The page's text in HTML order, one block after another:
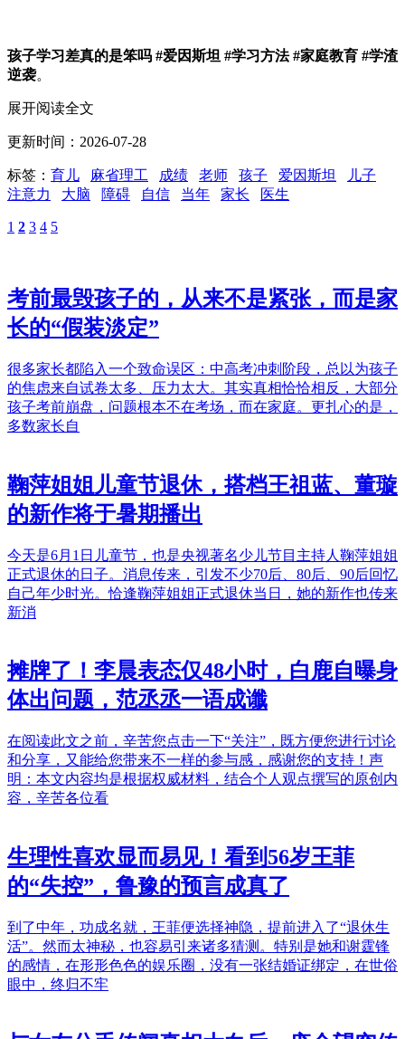
孩子学习差真的是笨吗 #爱因斯坦 #学习方法 #家庭教育 #学渣
逆袭。
展开阅读全文
更新时间：2026-07-28
标签： 育儿 麻省理工 成绩 老师 孩子 爱因斯坦
儿子
注意力
大脑 障碍 自信 当年 家长 医生
1 2 3 4 5
考前最毁孩子的，从来不是紧张，而是家
长的“假装淡定”
很多家长都陷入一个致命误区：中高考冲刺阶段，总以为孩子
的焦虑来自试卷太多、压力太大。其实真相恰恰相反，大部分
孩子考前崩盘，问题根本不在考场，而在家庭。更扎心的是，
多数家长自
鞠萍姐姐儿童节退休，搭档王祖蓝、董璇
的新作将于暑期播出
今天是6月1日儿童节，也是央视著名少儿节目主持人鞠萍姐姐
正式退休的日子。消息传来，引发不少70后、80后、90后回忆
自己年少时光。恰逢鞠萍姐姐正式退休当日，她的新作也传来
新消
摊牌了！李晨表态仅48小时，白鹿自曝身
体出问题，范丞丞一语成谶
在阅读此文之前，辛苦您点击一下“关注”，既方便您进行讨论
和分享，又能给您带来不一样的参与感，感谢您的支持！声
明：本文内容均是根据权威材料，结合个人观点撰写的原创内
容，辛苦各位看
生理性喜欢显而易见！看到56岁王菲
的“失控”，鲁豫的预言成真了
到了中年，功成名就，王菲便选择神隐，提前进入了“退休生
活”。然而太神秘，也容易引来诸多猜测。特别是她和谢霆锋
的感情，在形形色色的娱乐圈，没有一张结婚证绑定，在世俗
眼中，终归不牢